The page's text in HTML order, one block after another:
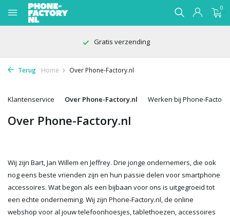
0
Gratis verzending
Terug Home Over Phone-Factory.nl
Klantenservice Over Phone-Factory.nl Werken bij Phone-
Over Phone-Factory.nl
Wij zijn Bart, Jan Willem en Jeffrey. Drie jonge ondernemers, die ook
nog eens beste vrienden zijn en hun passie delen voor smartphone
accessoires. Wat begon als een bijbaan voor ons is uitgegroeid tot
een echte onderneming. Wij zijn Phone-Factory.nl, de online
webshop voor al jouw telefoonhoesjes, tablethoezen, accessoires